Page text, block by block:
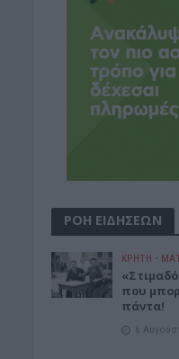
ΡΟΗ ΕΙΔΗΣΕΩΝ
ΚΡΗΤΗ •
που
πάντα!
6